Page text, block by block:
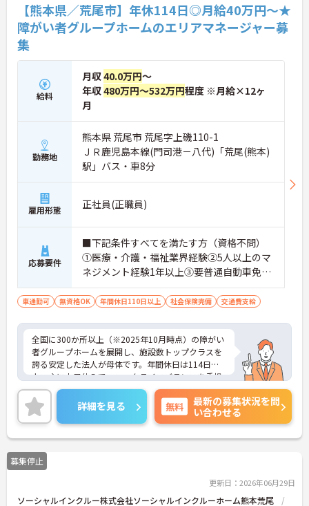
【熊本県／荒尾市】年休114日◎月給40万円～★
障がい者グループホームのエリアマネージャー募
集
給料
月収40.0万円～
年収480万円～532万円程度 ※月給×12ヶ
月
勤務地
熊本県 荒尾市 荒尾字上磯110-1
ＪＲ鹿児島本線(門司港－八代)「荒尾(熊本)
駅」バス・車8分
雇用形態 正社員(正職員)
応募要件
■下記条件すべてを満たす方（資格不問）
①医療・介護・福祉業界経験②5人以上のマ
ネジメント経験1年以上③要普通自動車免許
（AT限定可）※介護業界に関する有資格者
（介護職員初任者研修、介護福祉士な
祉経験歓迎
車通勤可 無資格OK 年間休日110日以上 社会保険完備 交通費支給
全国に300か所以上（※2025年10月時点）の障がい
者グループホームを展開し、施設数トップクラスを
誇る安定した法人が母体です。年間休日は114日以
上、主に土日休みで、ワークライフバランスを重視
した働き方が可能です。産前産後・育児休暇制度も
あり、子育て世代も安心して働ける環境が整ってい
ます。一般社員研修や外部勉強会受講支援制度など
を通じて着実にスキルアップもできます。チームを
まとめ、メンバーの成長を後押しすることにやりが
いを感じる方、新しい挑戦に意欲的な方にぴったり
の職場です。ご興味のある方は詳細等をお伝えしま
詳細を見る 無料
最新の募集状況を問
い合わせる
募集停止
更新日：2026年06月29日
ソーシャルインクルー株式会社ソーシャルインクルーホーム熊本荒尾